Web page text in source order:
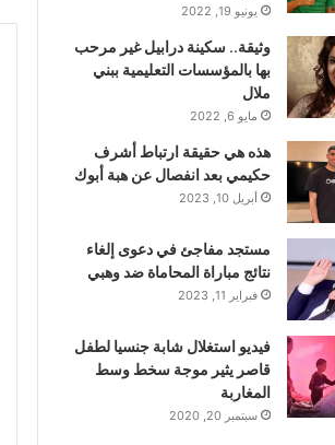
يونيو 19, 2022
وثيقة.. سكينة درابيل غير مرحب
بها بالمؤسسات التعليمية ببني
ملال
مايو 6, 2022
هذه هي حقيقة ارتباط أشرف
حكيمي بعد انفصال عن هبة أبوك
أبريل 10, 2023
مستجد مفاجئ في دعوى إلغاء
نتائج مباراة المحاماة ضد وهبي
فبراير 11, 2023
فيديو استغلال شابة جنسيا لطفل
قاصر يثير موجة سخط وسط
المغاربة
سبتمبر 20, 2020